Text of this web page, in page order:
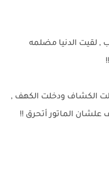
, لقيت الدنيا مضلمه
الكشاف ودخلت الكهف ,
الماتور أتحرق !!